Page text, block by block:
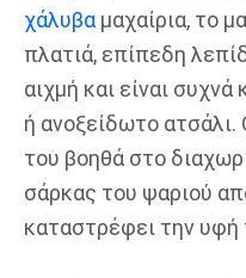
χάλυβαμαχαίρια, το
πλατιά, επίπεδη
αιχμή και είναι
ή ανοξείδωτο
του βοηθά στο
σάρκας του ψαριού
καταστρέφει την υφή